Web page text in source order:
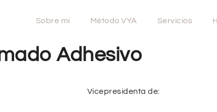
Sobre mi Método VYA Servicios
Adhesivo
Vicepresidenta de: